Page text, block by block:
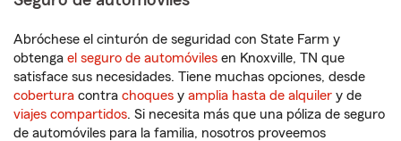
Abróchese el cinturón de seguridad con State Farm y
obtenga el seguro de automóviles en Knoxville, TN que
satisface sus necesidades. Tiene muchas opciones, desde
cobertura contra choques y amplia hasta de alquiler y de
viajes compartidos. Si necesita más que una póliza de seguro
de automóviles para la familia, nosotros proveemos